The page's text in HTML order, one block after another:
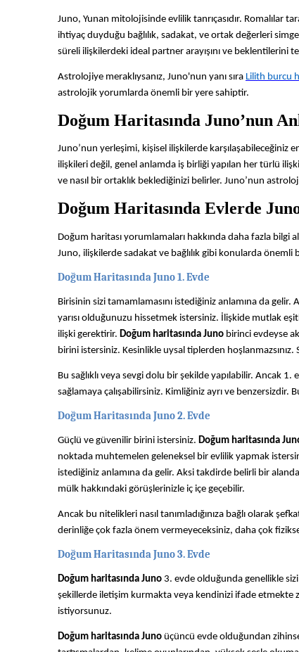
Juno, Yunan mitolojisinde evlilik tanrıçasıdır. Romalılar
ihtiyaç duyduğu bağlılık, sadakat, ve ortak değerleri
süreli ilişkilerdeki ideal partner arayışını ve beklentilerini
Astrolojiye meraklıysanız, Juno'nun yanı sıra Lilith burcu
astrolojik yorumlarda önemli bir yere sahiptir.
Doğum Haritasında Juno’nun
Juno’nun yerleşimi, kişisel ilişkilerde karşılaşabileceğiniz
ilişkileri değil, genel anlamda iş birliği yapılan her türlü
ve nasıl bir ortaklık beklediğinizi belirler. Juno’nun
Doğum Haritasında Evlerde
Doğum haritası yorumlamaları hakkında daha fazla bilgi
Juno, ilişkilerde sadakat ve bağlılık gibi konularda önemli
Doğum Haritasında Juno 1. Evde
Birisinin sizi tamamlamasını istediğiniz anlamına da gelir.
yarısı olduğunuzu hissetmek istersiniz. İlişkide mutlak
ilişki gerektirir. Doğum haritasında Juno birinci evdeyse
birini istersiniz. Kesinlikle uysal tiplerden hoşlanmazsınız.
Bu sağlıklı veya sevgi dolu bir şekilde yapılabilir. Ancak
sağlamaya çalışabilirsiniz. Kimliğiniz ayrı ve benzersizdir.
Doğum Haritasında Juno 2. Evde
Güçlü ve güvenilir birini istersiniz. Doğum haritasında
noktada muhtemelen geleneksel bir evlilik yapmak
istediğiniz anlamına da gelir. Aksi takdirde belirli bir
mülk hakkındaki görüşlerinizle iç içe geçebilir.
Ancak bu nitelikleri nasıl tanımladığınıza bağlı olarak
derinliğe çok fazla önem vermeyeceksiniz, daha çok
Doğum Haritasında Juno 3. Evde
Doğum haritasında Juno 3. evde olduğunda genellikle
şekillerde iletişim kurmakta veya kendinizi ifade etmekte
istiyorsunuz.
Doğum haritasında Juno üçüncü evde olduğundan